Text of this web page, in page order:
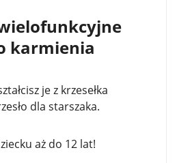
karmienia
je z krzesełka
dla starszaka.
aż do 12 lat!